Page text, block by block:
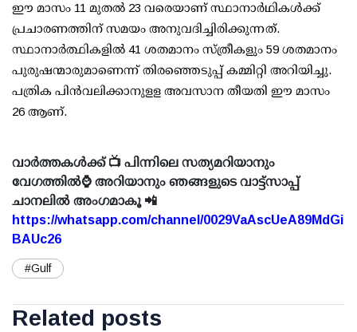
ഈ മാസം 11 മുതല്‍ 23 വരെയാണ് സ്ഥാനാര്‍ഥികള്‍ക്ക്
പ്രചാരണത്തിന് സമയം അനുവദിച്ചിരിക്കുന്നത്.
സ്ഥാനാര്‍ത്ഥികളില്‍ 41 ശതമാനം സ്ത്രീകളും 59 ശതമാനം
പുരുഷന്മാരുമാണെന്ന് തിരഞ്ഞെടുപ്പ് കമ്മിറ്റി അറിയിച്ചു.
പത്രിക പിന്‍വലിക്കാനുളള അവസാന തീയതി ഈ മാസം
26 ആണ്.
വാർത്തകൾക്ക് 📺 പിന്നിലെ സത്യമറിയാനും
വേഗത്തിൽ⌚ അറിയാനും ഞങ്ങളുടെ വാട്ട്സാപ്പ്
ചാനലിൽ അംഗമാകൂ 📲
https://whatsapp.com/channel/0029VaAscUeA89MdGi
BAUc26
#Gulf
Related posts